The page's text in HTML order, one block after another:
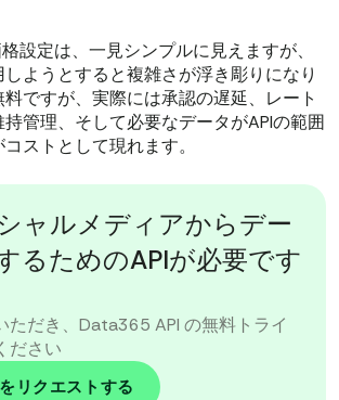
設定は、一見シンプルに見えますが、
ようとすると複雑さが浮き彫りになり
ですが、実際には承認の遅延、レート
管理、そして必要なデータがAPIの範囲
ストとして現れます。
ャルメディアからデー
るためのAPIが必要です
ただき、Data365 API の無料トライ
ださい
リクエストする